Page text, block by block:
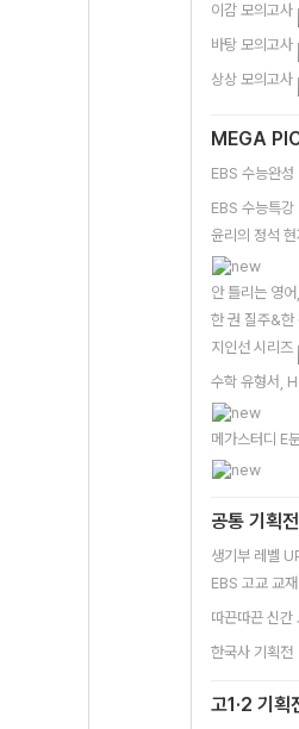
이감 모의고사
바탕 모의고사
상상 모의고사
MEGA
EBS 수능완성
EBS 수능특강
윤리의 정석
안 틀리는 영
한 권 질주&한
지인선 시리즈
수학 유형서,
메가스터디 E
공통 기획전
생기부 레벨
EBS 고교 교재
따끈따끈 신간
한국사 기획전
고1·2 기획